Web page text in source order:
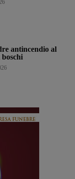
antincendio al